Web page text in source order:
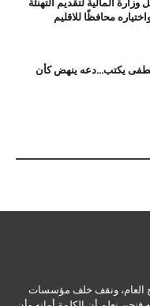
المالية لتقديم التهنئة
محافظًا للاقليم
يكتب...دعه ينهض كأن
العام، ونقف خلف مؤسسات